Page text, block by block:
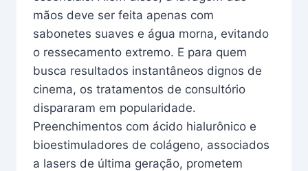
mãos deve ser feita apenas com
sabonetes suaves e água morna, evitando
o ressecamento extremo. E para quem
busca resultados instantâneos dignos de
cinema, os tratamentos de consultório
dispararam em popularidade.
Preenchimentos com ácido hialurônico e
bioestimuladores de colágeno, associados
a lasers de última geração, prometem